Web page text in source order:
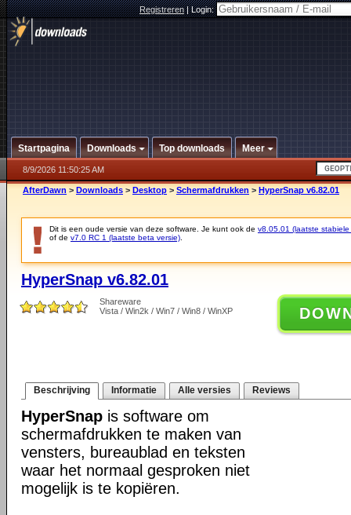
Registreren|Login:
Startpagina Downloads Top downloads Meer
8/9/2026 11:50:25 AM
AfterDawn > Downloads > Desktop > Schermafdrukken > HyperSnap v6.82.01
Dit is een oude versie van deze software. Je kunt ook de v8.05.01 (laatste stabiele
of de v7.0 RC 1 (laatste beta versie)
HyperSnap v6.82.01
Shareware
Vista / Win2k / Win7 / Win8 / WinXP
Beschrijving Informatie Alle versies Reviews
HyperSnap is software om
schermafdrukken te maken van
vensters, bureaublad en teksten
waar het normaal gesproken niet
mogelijk is te kopiëren.